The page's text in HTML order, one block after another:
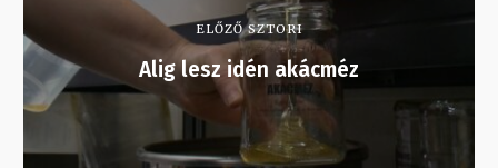
ELŐZŐ SZTORI
Alig lesz idén akácméz